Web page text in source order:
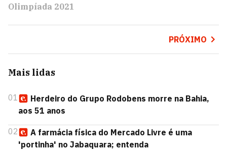
Olimpíada 2021
PRÓXIMO
Mais lidas
01
Herdeiro do Grupo Rodobens morre na Bahia,
aos 51 anos
02
A farmácia física do Mercado Livre é uma
'portinha' no Jabaquara; entenda